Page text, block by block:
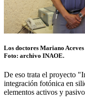
Los doctores Mariano
Foto: archivo INAOE.
De eso trata el proyecto
integración fotónica en
elementos activos y